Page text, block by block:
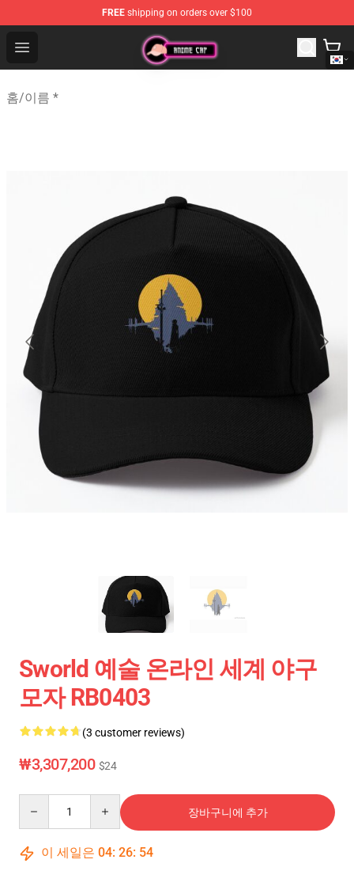
FREE shipping on orders over $100
Open menu
Anime Cap Shop - The Best Store of Anime Cap
홈/이름 *
Sworld 예술 온라인 세계 야구
모자 RB0403
(3 customer reviews)
₩3,307,200 $24
장바구니에 추가
이 세일은 04: 26: 54